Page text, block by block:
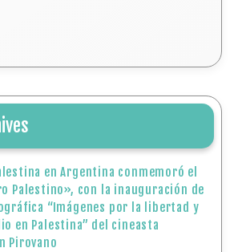
en Argentina conmemoró el
Palestino», con la inauguración de
“Imágenes por la libertad y
en Palestina” del cineasta
Pirovano